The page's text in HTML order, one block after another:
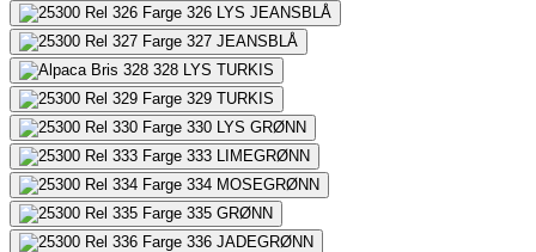
326 LYS JEANSBLÅ
327 JEANSBLÅ
328 LYS TURKIS
329 TURKIS
330 LYS GRØNN
333 LIMEGRØNN
334 MOSEGRØNN
335 GRØNN
336 JADEGRØNN